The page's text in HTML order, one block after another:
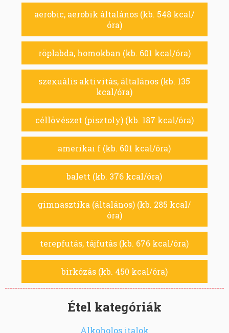
aerobic, aerobik általános (kb. 548 kcal/
óra)
röplabda, homokban (kb. 601 kcal/óra)
szexuális aktivitás, általános (kb. 135
kcal/óra)
céllövészet (pisztoly) (kb. 187 kcal/óra)
amerikai f (kb. 601 kcal/óra)
balett (kb. 376 kcal/óra)
gimnasztika (általános) (kb. 285 kcal/
óra)
terepfutás, tájfutás (kb. 676 kcal/óra)
birkózás (kb. 450 kcal/óra)
Étel kategóriák
Alkoholos italok